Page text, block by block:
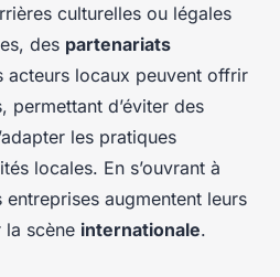
culturelles ou légales
des partenariats
acteurs locaux peuvent offrir
permettant d’éviter des
les pratiques
locales. En s’ouvrant à
augmentent leurs
la scène internationale.